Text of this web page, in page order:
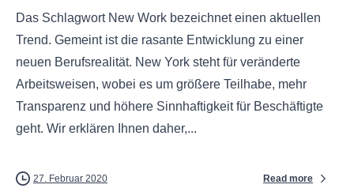
Das Schlagwort New Work bezeichnet einen aktuellen
Trend. Gemeint ist die rasante Entwicklung zu einer
neuen Berufsrealität. New York steht für veränderte
Arbeitsweisen, wobei es um größere Teilhabe, mehr
Transparenz und höhere Sinnhaftigkeit für Beschäftigte
geht. Wir erklären Ihnen daher,...
27. Februar 2020 Read more